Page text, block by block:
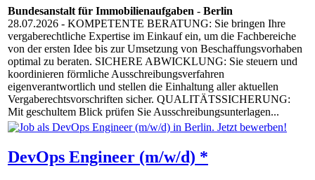
Bundesanstalt für Immobilienaufgaben - Berlin
28.07.2026 - KOMPETENTE BERATUNG: Sie bringen Ihre
vergaberechtliche Expertise im Einkauf ein, um die Fachbereiche
von der ersten Idee bis zur Umsetzung von Beschaffungsvorhaben
optimal zu beraten. SICHERE ABWICKLUNG: Sie steuern und
koordinieren förmliche Ausschreibungsverfahren
eigenverantwortlich und stellen die Einhaltung aller aktuellen
Vergaberechtsvorschriften sicher. QUALITÄTSSICHERUNG:
Mit geschultem Blick prüfen Sie Ausschreibungsunterlagen...
DevOps Engineer (m/w/d) *